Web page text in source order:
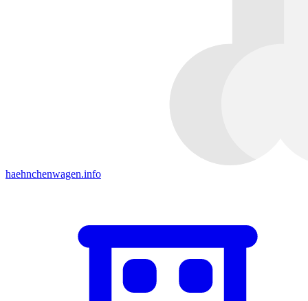
haehnchenwagen.info